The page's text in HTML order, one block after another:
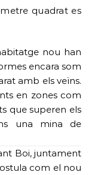
quadrat es
nou han
encara som
amb els veïns.
en zones com
que superen els
una mina de
Boi, juntament
com el nou